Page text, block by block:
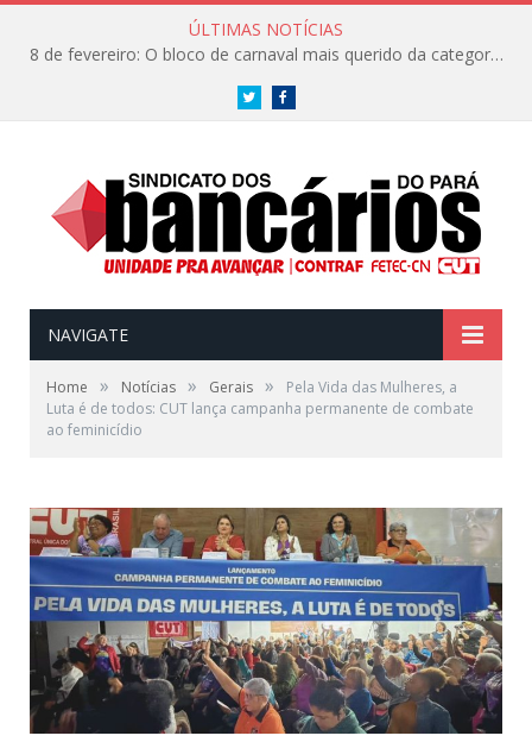
ÚLTIMAS NOTÍCIAS
8 de fevereiro: O bloco de carnaval mais querido da categoria já tem data. Vem pro CarnaBancários 2025!
Twitter
NAVIGATE
Home » Notícias » Gerais »
Pela Vida das Mulheres, a
Luta é de todos: CUT lança campanha permanente de combate
ao feminicídio